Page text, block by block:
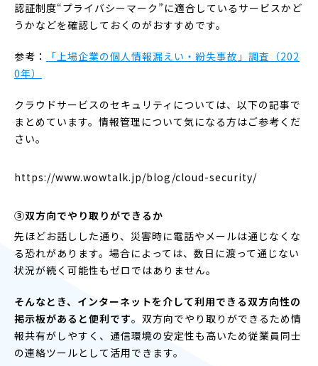
認証制度“プライバシーマーク”に適合しているサービスかど
うかなどを確認しておくのがおすすめです。
参考：
「上場企業の個人情報漏えい・紛失事故」調査（202
0年）
クラウドサービスのセキュリティについては、以下の記事で
まとめています。情報管理について気になる方はご参考くだ
さい。
https://www.wowtalk.jp/blog/cloud-security/
③双方向でやり取りができるか
先ほどお話しした通り、災害時に電話やメールは通じなくな
る恐れがあります。場合によっては、数日に渡って通じない
状況が続く可能性もゼロではありません。
そんなとき、インターネットを介して利用できる双方向性の
掲示板があると便利です。双方向でやり取りができるため情
報共有がしやすく、通信環境の安定性も高いため従業員同士
の連絡ツールとして活用できます。